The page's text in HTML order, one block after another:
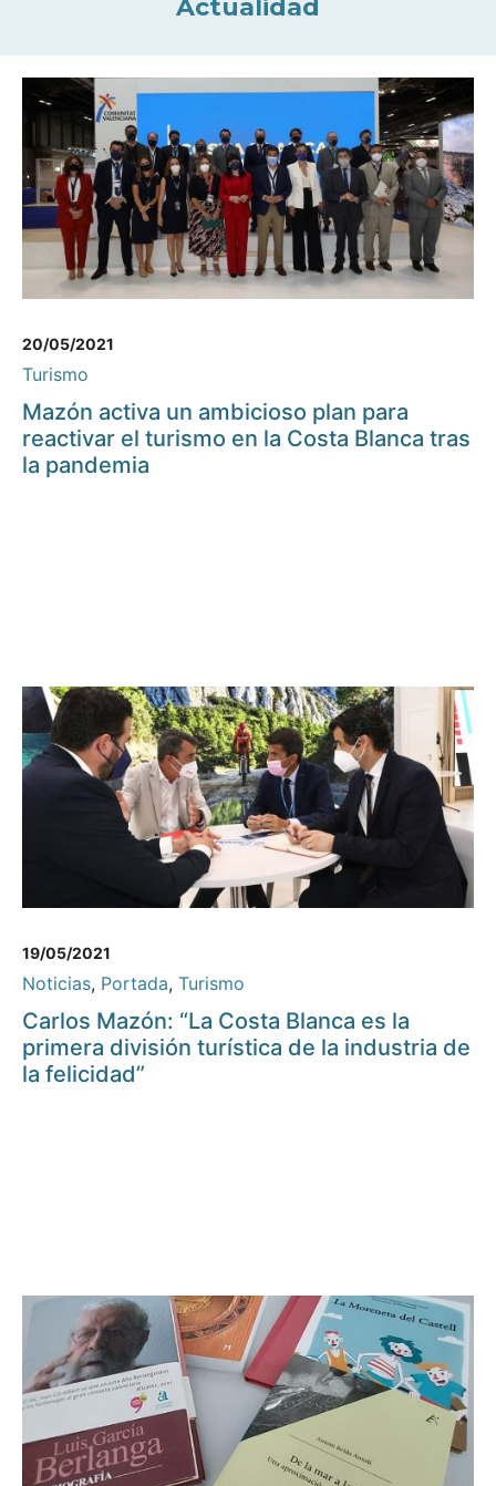
Actualidad
20/05/2021
Turismo
Mazón activa un ambicioso plan para
reactivar el turismo en la Costa Blanca tras
la pandemia
19/05/2021
Noticias, Portada, Turismo
Carlos Mazón: “La Costa Blanca es la
primera división turística de la industria de
la felicidad”